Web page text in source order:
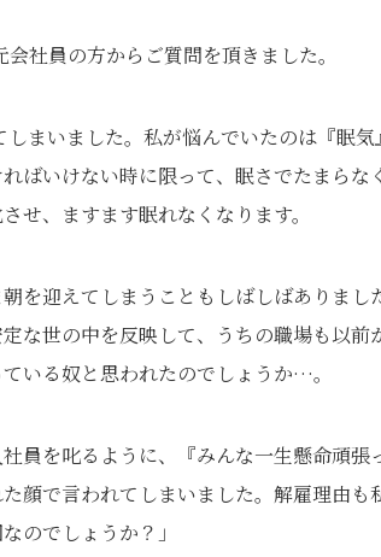
社員の方からご質問を頂きました。
しまいました。私が悩んでいたのは『眠
ばいけない時に限って、眠さでたまら
せ、ますます眠れなくなります。
を迎えてしまうこともしばしばありま
な世の中を反映して、うちの職場も以
いる奴と思われたのでしょうか…。
員を叱るように、『みんな一生懸命頑
顔で言われてしまいました。解雇理由も
のでしょうか？」